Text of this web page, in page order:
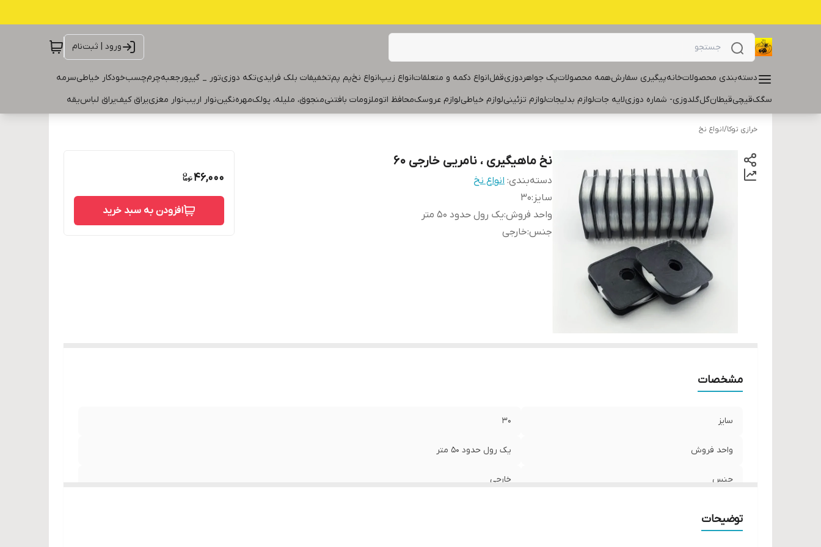
ورود | ثبت‌نام
دسته‌بندی محصولاتخانهپیگیری سفارشهمه محصولاتپک جواهردوزیقفلانواع دکمه و متعلقاتانواع زیپانواع نخپم پمتخفیفات بلک فرایدیتکه دوزیتور _ گیپورجعبهچرمچسبخودکار خیاطیسرمه
سگکقیچیقیطانگلگلدوزی- شماره دوزیلایه جاتلوازم بدلیجاتلوازم تزئینیلوازم خیاطیلوازم عروسکمحافظ اتوملزومات بافتنیمنجوق، ملیله، پولکمهرهنگیننوار اریبنوار مغزییراق کیفیراق لباسیقه
خرازی توکا/انواع نخ
نخ ماهیگیری ، نامریی خارجی ۶۰
دسته‌بندی: انواع نخ
سایز :۳۰
واحد فروش:یک رول حدود ۵۰ متر
جنس:خارجی
46,000
افزودن به سبد خرید
مشخصات
سایز ۳۰
واحد فروش یک رول حدود ۵۰ متر
جنس خارجی
توضیحات